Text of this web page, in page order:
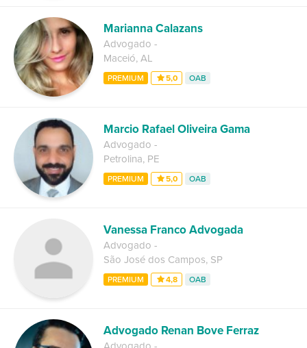
Marianna Calazans
Advogado -
Maceió, AL
PREMIUM 5,0 OAB
Marcio Rafael Oliveira Gama
Advogado -
Petrolina, PE
PREMIUM 5,0 OAB
Vanessa Franco Advogada
Advogado -
São José dos Campos, SP
PREMIUM 4,8 OAB
Advogado Renan Bove Ferraz